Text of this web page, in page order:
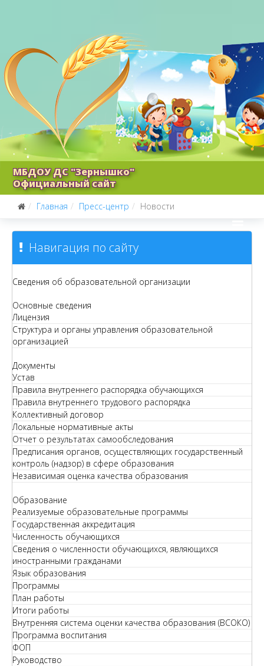
МБДОУ ДС "Зернышко"
Официальный сайт
Главная Пресс-центр Новости
Навигация по сайту
Сведения об образовательной организации
Основные сведения
Лицензия
Структура и органы управления образовательной
организацией
Документы
Устав
Правила внутреннего распорядка обучающихся
Правила внутреннего трудового распорядка
Коллективный договор
Локальные нормативные акты
Отчет о результатах самообследования
Предписания органов, осуществляющих государственный
контроль (надзор) в сфере образования
Независимая оценка качества образования
Образование
Реализуемые образовательные программы
Государственная аккредитация
Численность обучающихся
Сведения о численности обучающихся, являющихся
иностранными гражданами
Язык образования
Программы
План работы
Итоги работы
Внутренняя система оценки качества образования (ВСОКО)
Программа воспитания
ФОП
Руководство